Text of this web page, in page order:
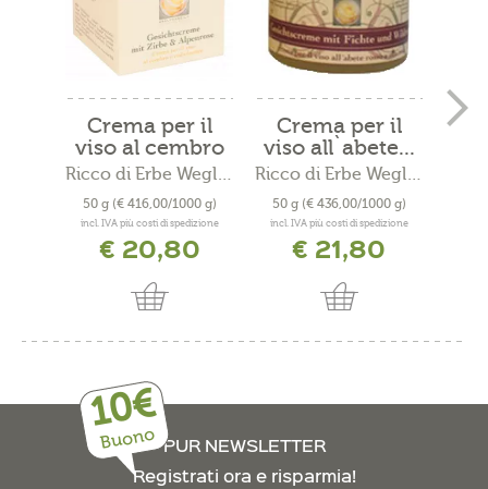
Crema per il
viso al cembro
e...
Ricco di Erbe Wegleit
50 g (€ 416,00/1000 g)
incl. IVA più costi di spedizione
€ 20,80
Crema per il
viso all`abete...
Ricco di Erbe Wegleit
50 g (€ 436,00/1000 g)
incl. IVA più costi di spedizione
€ 21,80
10€
Buono PUR NEWSLETTER
Registrati ora e risparmia!